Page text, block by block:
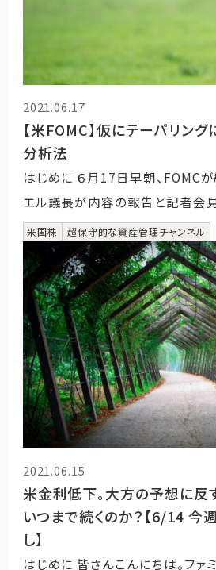
2021.06.17
【米FOMC】仮にテーパリン
分析法
はじめに ６月17日早朝、FOMCが
エル議長が内容の報告と記者会
米国株 超保守的な資産管理チャンネル
2021.06.15
米金利低下。大方の予想に反
いつまで続くのか？【6/14 今
し】
はじめに 皆さんこんにちは。ファ